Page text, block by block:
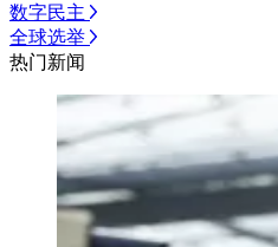
数字民主
全球选举
热门新闻